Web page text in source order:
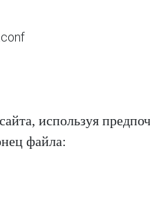
используя
файла: